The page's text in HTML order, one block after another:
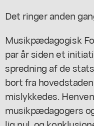
Det ringer anden
Musikpædagogisk
par år siden et
spredning af de
bort fra
mislykkedes.
musikpædagogers